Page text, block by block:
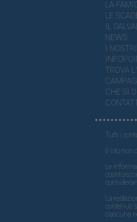
LA
LE
IL
NEWS
I
TROVA
CHE SI
Tutti i
Il sito
Le
La
contenuti
ciascuna